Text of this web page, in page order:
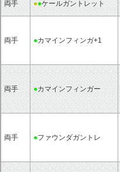
両手 ●●ケールガントレット
両手 ●カマインフィンガ+1
両手 ●カマインフィンガー
両手 ●ファウンダガントレ